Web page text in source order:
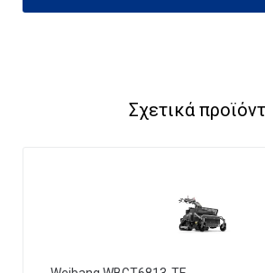
Σχετικά